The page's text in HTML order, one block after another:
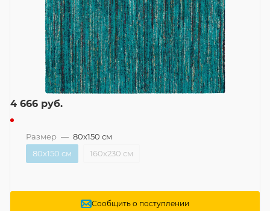
4 666 руб.
Размер — 80x150 см
80x150 см
160x230 см
Сообщить о поступлении